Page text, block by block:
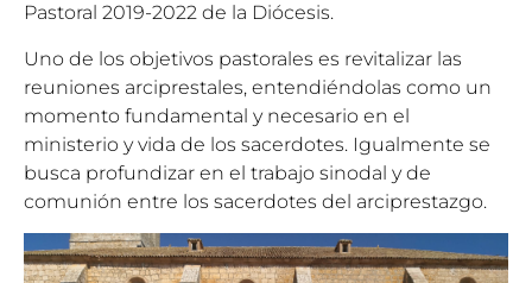
Pastoral 2019-2022 de la Diócesis.
Uno de los objetivos pastorales es revitalizar las
reuniones arciprestales, entendiéndolas como un
momento fundamental y necesario en el
ministerio y vida de los sacerdotes. Igualmente se
busca profundizar en el trabajo sinodal y de
comunión entre los sacerdotes del arciprestazgo.